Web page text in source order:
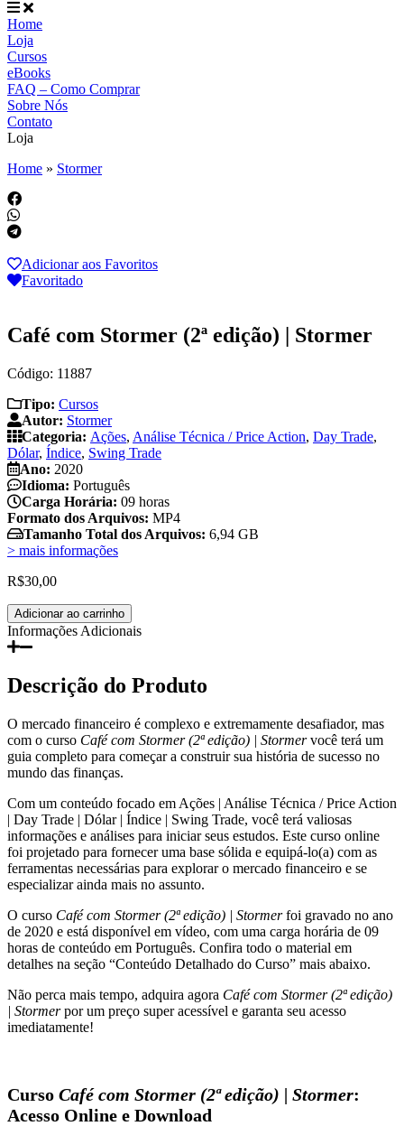
Home
Loja
Cursos
eBooks
FAQ – Como Comprar
Sobre Nós
Contato
Loja
Home » Stormer
Adicionar aos Favoritos
Favoritado
Café com Stormer (2ª edição) | Stormer
Código: 11887
Tipo: Cursos
Autor: Stormer
Categoria: Ações, Análise Técnica / Price Action, Day Trade,
Dólar, Índice, Swing Trade
Ano: 2020
Idioma: Português
Carga Horária: 09 horas
Formato dos Arquivos: MP4
Tamanho Total dos Arquivos: 6,94 GB
> mais informações
R$30,00
Café
com
Stormer
edição)
|
quantidade
Adicionar ao carrinho
Informações Adicionais
Descrição do Produto
O mercado financeiro é complexo e extremamente desafiador, mas
com o curso Café com Stormer (2ª edição) | Stormervocê terá um
guia completo para começar a construir sua história de sucesso no
mundo das finanças.
Com um conteúdo focado em Ações | Análise Técnica / Price Action
| Day Trade | Dólar | Índice | Swing Trade, você terá valiosas
informações e análises para iniciar seus estudos. Este curso online
foi projetado para fornecer uma base sólida e equipá-lo(a) com as
ferramentas necessárias para explorar o mercado financeiro e se
especializar ainda mais no assunto.
O curso Café com Stormer (2ª edição) | Stormerfoi gravado no ano
de 2020 e está disponível em vídeo, com uma carga horária de 09
horas de conteúdo em Português. Confira todo o material em
detalhes na seção “Conteúdo Detalhado do Curso” mais abaixo.
Não perca mais tempo, adquira agora Café com Stormer (2ª edição)
| Stormerpor um preço super acessível e garanta seu acesso
imediatamente!
Curso Café com Stormer (2ª edição) | Stormer:
Acesso Online e Download